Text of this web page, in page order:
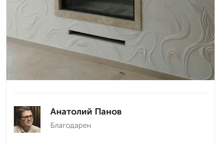
Анатолий Панов
Благодарен